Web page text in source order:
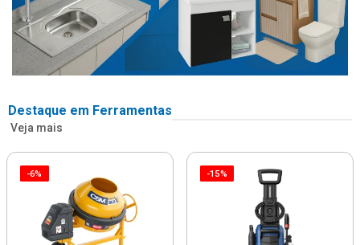
Destaque em Ferramentas
Veja mais
-6% -15%